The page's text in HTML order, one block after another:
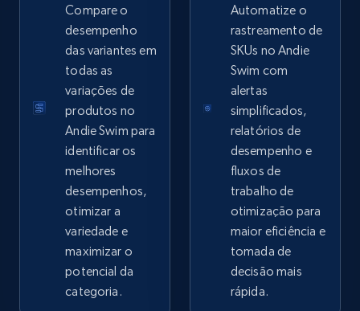
URL, Product id, Title, Product description,
Rating, Reviews count, Images, Variations, and
more.
2.4K+ 199+ Comece agora
Amazon products global dataset
Title, Seller name, Brand, Description, Initial
price, Currency, Availability, Reviews count, and
more.
2.1K+ 375+ Comece agora
Compare o
desempenho
das variantes em
todas as
variações de
produtos no
Andie Swim para
identificar os
melhores
desempenhos,
otimizar a
variedade e
maximizar o
potencial da
categoria.
Automatize o
rastreamento de
SKUs no Andie
Swim com
alertas
simplificados,
relatórios de
desempenho e
fluxos de
trabalho de
otimização para
maior eficiência e
tomada de
decisão mais
rápida.